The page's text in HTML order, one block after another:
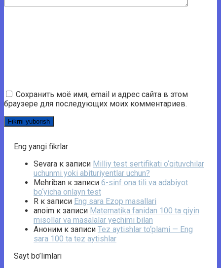
Сохранить моё имя, email и адрес сайта в этом
браузере для последующих моих комментариев.
Eng yangi fikrlar
Sevara к записи Milliy test sertifikati o‘qituvchilar
uchunmi yoki abituriyentlar uchun?
Mehriban к записи 6-sinf ona tili va adabiyot
bo‘yicha onlayn test
R к записи Eng sara Ezop masallari
anoim к записи Matematika fanidan 100 ta qiyin
misollar va masalalar yechimi bilan
Аноним к записи Tez aytishlar to‘plami — Eng
sara 100 ta tez aytishlar
Sayt bo’limlari